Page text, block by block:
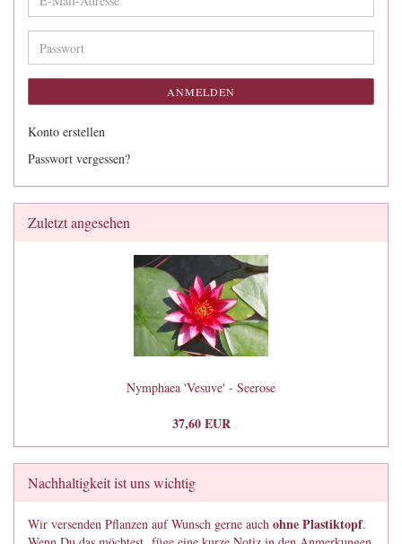
Mail-
Adresse
Passwort
ANMELDEN
Konto erstellen
Passwort vergessen?
Zuletzt angesehen
Nymphaea 'Vesuve' - Seerose
37,60 EUR
Nachhaltigkeit ist uns wichtig
Wir versenden Pflanzen auf Wunsch gerne auch ohne Plastiktopf.